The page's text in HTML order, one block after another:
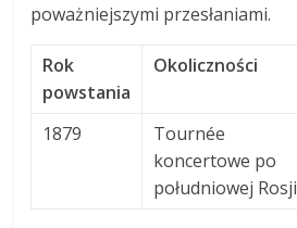
poważniejszymi przesłaniami.
Rok
powstania
Okoliczności
1879
Tournée
koncertowe po
południowej Rosji